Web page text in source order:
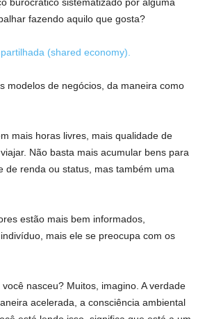
fazendo aquilo que gosta?
modelos de negócios, da maneira como
mais horas livres, mais qualidade de
Não basta mais acumular bens para
de renda ou status, mas também uma
estão mais bem informados,
mais ele se preocupa com os
nasceu? Muitos, imagino. A verdade
acelerada, a consciência ambiental